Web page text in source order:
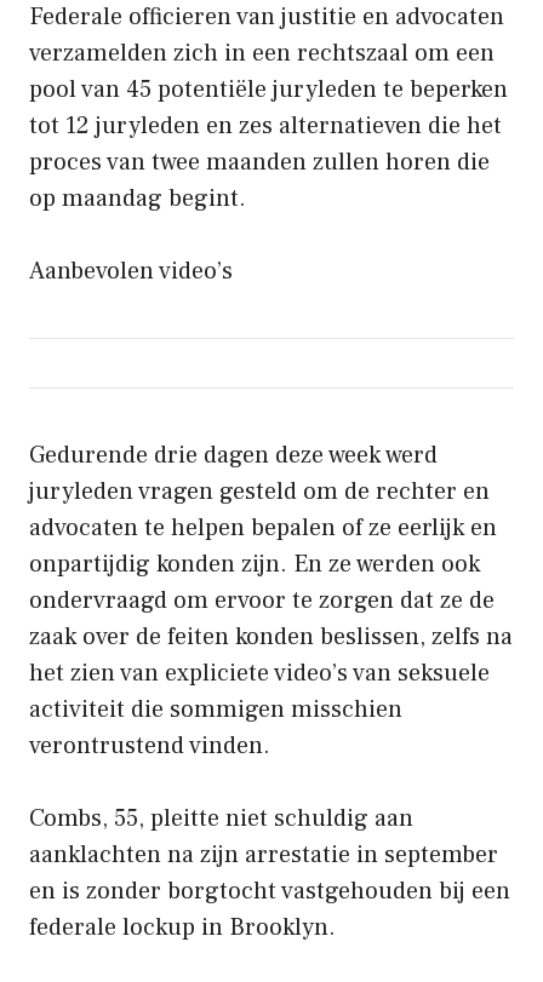
Federale officieren van justitie en advocaten
verzamelden zich in een rechtszaal om een ​​
pool van 45 potentiële juryleden te beperken
tot 12 juryleden en zes alternatieven die het
proces van twee maanden zullen horen die
op maandag begint.
Aanbevolen video’s
Gedurende drie dagen deze week werd
juryleden vragen gesteld om de rechter en
advocaten te helpen bepalen of ze eerlijk en
onpartijdig konden zijn. En ze werden ook
ondervraagd om ervoor te zorgen dat ze de
zaak over de feiten konden beslissen, zelfs na
het zien van expliciete video’s van seksuele
activiteit die sommigen misschien
verontrustend vinden.
Combs, 55, pleitte niet schuldig aan
aanklachten na zijn arrestatie in september
en is zonder borgtocht vastgehouden bij een
federale lockup in Brooklyn.